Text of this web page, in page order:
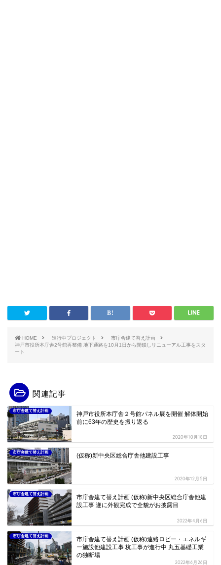
HOME 進行中プロジェクト
市庁舎建て替え計画
神戸市役所本庁舎2号館再整備 地下通路を10月1日から閉鎖しリニューアル工事をスタ
ート
関連記事
市庁舎建て替え計画
神戸市役所本庁舎２号館パネル展を開催 解体開始
前に63年の歴史を振り返る
2020年10月18日
市庁舎建て替え計画 (仮称)新中央区総合庁舎他建設工事
2020年12月5日
市庁舎建て替え計画
市庁舎建て替え計画 (仮称)新中央区総合庁舎他建
設工事 遂に外観完成で全貌がお披露目
2022年4月6日
市庁舎建て替え計画
市庁舎建て替え計画 (仮称)連絡ロビー・エネルギ
ー施設他建設工事 杭工事が進行中 丸五基礎工業
の独断場
2022年6月26日